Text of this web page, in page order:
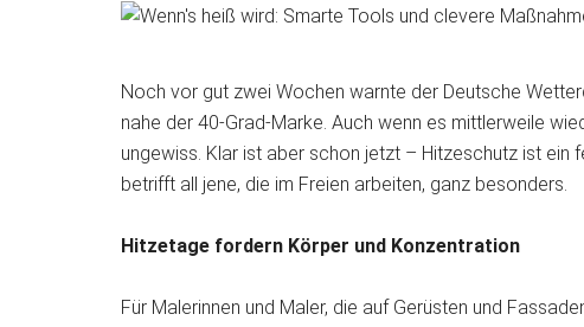
Noch vor gut zwei Wochen warnte der Deutsche
nahe der 40-Grad-Marke. Auch wenn es mittlerweile
ungewiss. Klar ist aber schon jetzt – Hitzeschutz ist ein
betrifft all jene, die im Freien arbeiten, ganz besonders.
Hitzetage fordern Körper und Konzentration
Für Malerinnen und Maler, die auf Gerüsten und